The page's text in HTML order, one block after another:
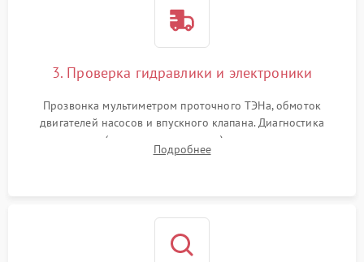
3. Проверка гидравлики и электроники
Прозвонка мультиметром проточного ТЭНа, обмоток
двигателей насосов и впускного клапана. Диагностика
прессостата (датчика уровня воды), датчика мутности,
концевика дверцы и электронного модуля управления.
Подробнее